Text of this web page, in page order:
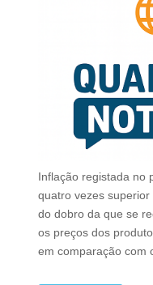
Inflação registada no
quatro vezes
do dobro da que se
os preços dos
em comparação com